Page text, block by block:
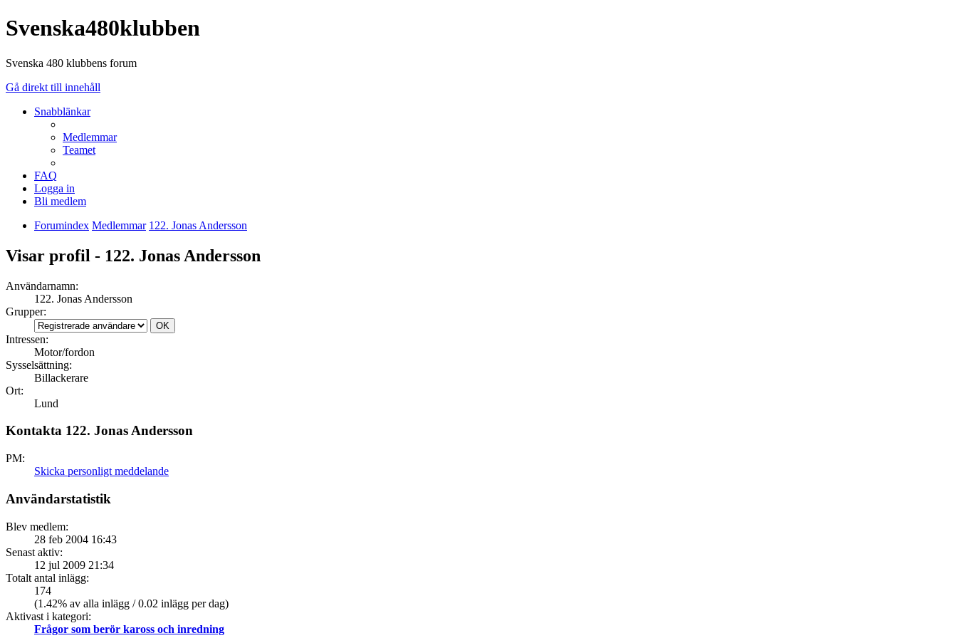
Svenska480klubben
Svenska 480 klubbens forum
Gå direkt till innehåll
Snabblänkar
Medlemmar
Teamet
FAQ
Logga in
Bli medlem
Forumindex Medlemmar 122. Jonas Andersson
Visar profil - 122. Jonas Andersson
Användarnamn:
122. Jonas Andersson
Grupper:
Intressen:
Motor/fordon
Sysselsättning:
Billackerare
Ort:
Lund
Kontakta 122. Jonas Andersson
PM:
Skicka personligt meddelande
Användarstatistik
Blev medlem:
28 feb 2004 16:43
Senast aktiv:
12 jul 2009 21:34
Totalt antal inlägg:
174
(1.42% av alla inlägg / 0.02 inlägg per dag)
Aktivast i kategori:
Frågor som berör kaross och inredning